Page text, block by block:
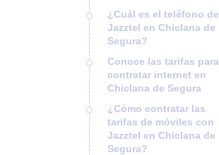
¿Cuál es el teléfono de
Jazztel en Chiclana de
Segura?
Conoce las tarifas para
contratar internet en
Chiclana de Segura
¿Cómo contratar las
tarifas de móviles con
Jazztel en Chiclana de
Segura?